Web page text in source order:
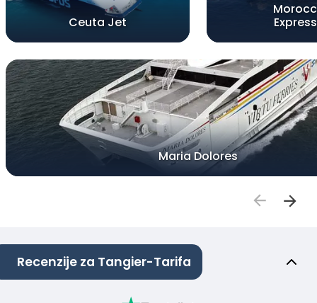
Ceuta Jet
Express
Maria Dolores
Recenzije za Tangier-Tarifa